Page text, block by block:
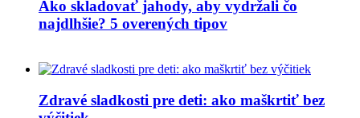
Ako skladovať jahody, aby vydržali čo
najdlhšie? 5 overených tipov
Zdravé sladkosti pre deti: ako maškrtiť bez